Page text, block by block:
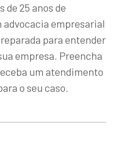
de 25 anos de
advocacia empresarial
para entender
empresa. Preencha
um atendimento
o seu caso.